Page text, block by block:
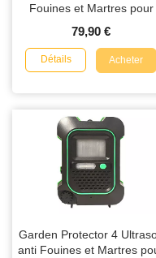
Fouines et Martres pour
79,90 €
Détails Acheter
Garden Protector 4
anti Fouines et Martres